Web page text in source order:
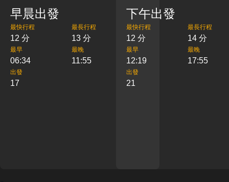
早晨出發
最快行程
12 分
最長行程
13 分
最早
06:34
最晚
11:55
出發
17
下午出發
最快行程
12 分
最長行程
14 分
最早
12:19
最晚
17:55
出發
21